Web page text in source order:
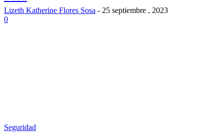
Lizeth Katherine Flores Sosa - 25 septiembre , 2023
0
Seguridad